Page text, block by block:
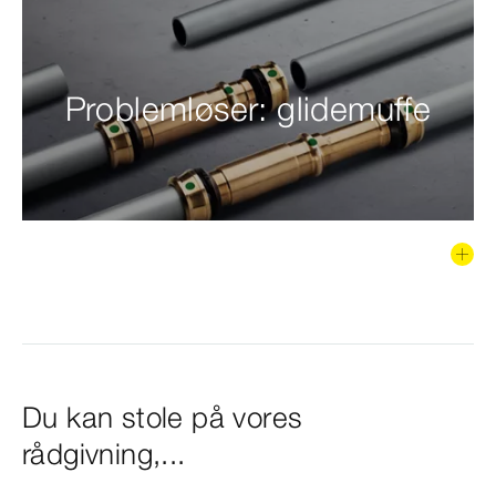
Problemløser: glidemuffe
Du kan stole på vores
rådgivning,...